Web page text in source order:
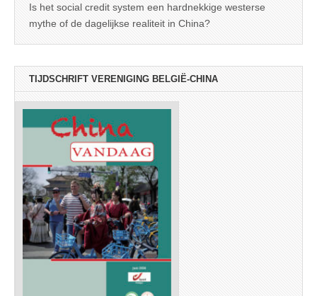
Is het social credit system een hardnekkige westerse
mythe of de dagelijkse realiteit in China?
TIJDSCHRIFT VERENIGING BELGIË-CHINA